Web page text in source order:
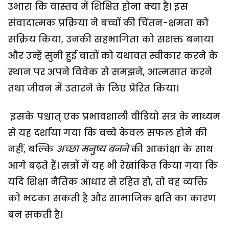
उभारा कि वास्तव में शिक्षित होना क्या है। इस
संवादात्मक प्रक्रिया ने बच्चों की चिंतन-क्षमता को
सक्रिय किया, उनकी सहभागिता को सशक्त बनाया
और उन्हें सुनी हुई बातों को यथावत स्वीकार करने के
स्थान पर अपने विवेक से समझने, आत्मसात करने
तथा जीवन में उतारने के लिए प्रेरित किया।
इसके पश्चात् एक प्रभावशाली वीडियो सत्र के माध्यम
से यह दर्शाया गया कि बच्चे केवल सफल होने की
नहीं, बल्कि अच्छा मनुष्य बननेकी आकांक्षा के साथ
आगे बढ़ते हैं। सत्रों में यह भी रेखांकित किया गया कि
यदि शिक्षा नैतिक आधार से रहित हो, तो वह व्यक्ति
को भटका सकती है और सामाजिक क्षति का कारण
बन सकती है।